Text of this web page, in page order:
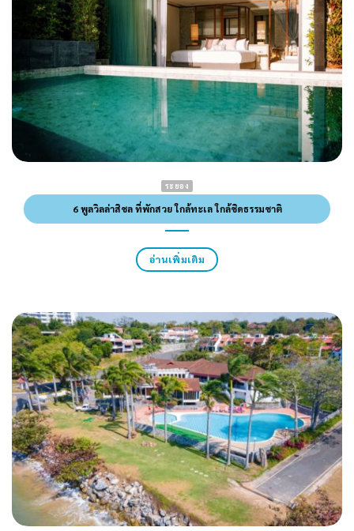
ระยอง
6 พูลวิลล่าสิชล ที่พักสวย ใกล้ทะเล ใกล้ชิดธรรมชาติ
อ่านเพิ่มเติม